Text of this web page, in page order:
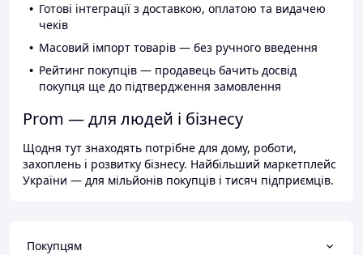
Готові інтеграції з доставкою, оплатою та видачею
чеків
Масовий імпорт товарів — без ручного введення
Рейтинг покупців — продавець бачить досвід
покупця ще до підтвердження замовлення
Prom — для людей і бізнесу
Щодня тут знаходять потрібне для дому, роботи,
захоплень і розвитку бізнесу. Найбільший маркетплейс
України — для мільйонів покупців і тисяч підприємців.
Покупцям